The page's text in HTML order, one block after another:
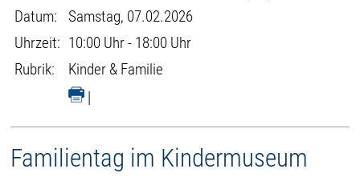
Datum:
Samstag, 07.02.2026
Uhrzeit: 10:00 Uhr - 18:00 Uhr
Rubrik:
Kinder & Familie
|
Familientag im Kindermuseum